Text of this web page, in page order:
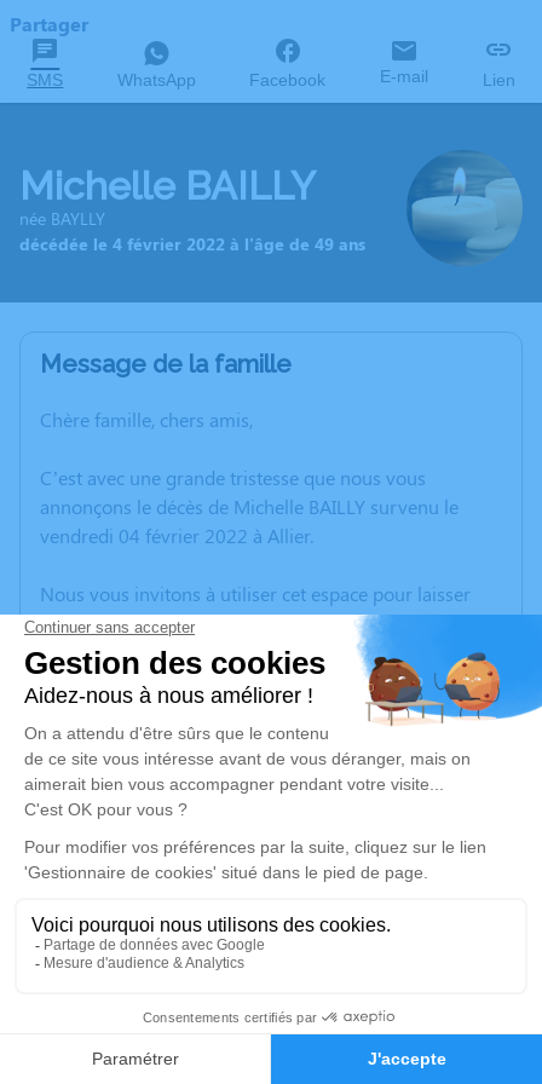
Faire-part Hommages
Partager
SMS WhatsApp Facebook E-mail Lien
Michelle BAILLY
née BAYLLY
décédée le 4 février 2022 à l'âge de 49 ans
Message de la famille
Chère famille, chers amis,
C’est avec une grande tristesse que nous vous
annonçons le décès de Michelle BAILLY survenu le
vendredi 04 février 2022 à Allier.
Nous vous invitons à utiliser cet espace pour laisser
vos condoléances, partager des photos souvenirs, une
anecdote ou exprimer vos pensées à travers des
poèmes ou des textes. Cet endroit est un lieu
d'expression dédié à honorer la mémoire de Michelle
BAILLY.
Un service de plantation d’arbre hommage est
disponible ici.
Je rends hommage
Inhumation
Cimetière de Trets
Avenue de Saint-Zacharie